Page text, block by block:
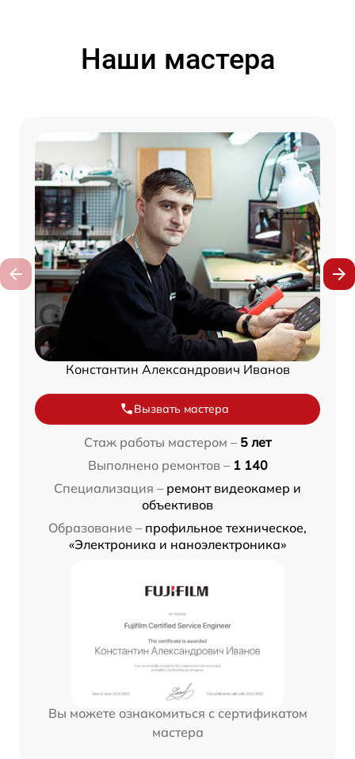
Наши мастера
Константин Александрович Иванов
Вызвать мастера
Стаж работы мастером – 5 лет
Выполнено ремонтов – 1 140
Специализация – ремонт видеокамер и
объективов
Образование – профильное техническое,
«Электроника и наноэлектроника»
Вы можете ознакомиться с сертификатом
мастера